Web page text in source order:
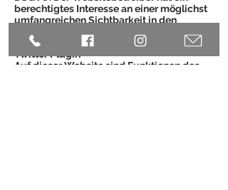
berechtigtes Interesse an einer möglichst
umfangreichen Sichtbarkeit in den
Twitter Plugin
Auf dieser Website sind Funktionen des